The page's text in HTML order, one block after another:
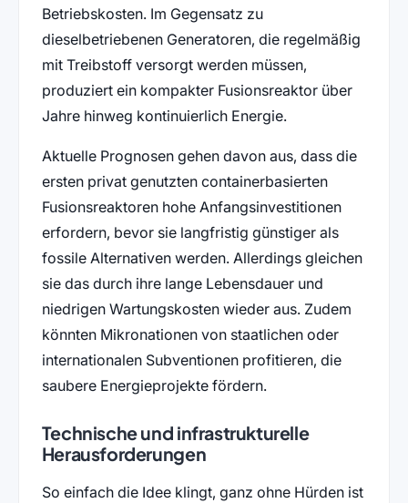
Betriebskosten. Im Gegensatz zu
dieselbetriebenen Generatoren, die regelmäßig
mit Treibstoff versorgt werden müssen,
produziert ein kompakter Fusionsreaktor über
Jahre hinweg kontinuierlich Energie.
Aktuelle Prognosen gehen davon aus, dass die
ersten privat genutzten containerbasierten
Fusionsreaktoren hohe Anfangsinvestitionen
erfordern, bevor sie langfristig günstiger als
fossile Alternativen werden. Allerdings gleichen
sie das durch ihre lange Lebensdauer und
niedrigen Wartungskosten wieder aus. Zudem
könnten Mikronationen von staatlichen oder
internationalen Subventionen profitieren, die
saubere Energieprojekte fördern.
Technische und infrastrukturelle
Herausforderungen
So einfach die Idee klingt, ganz ohne Hürden ist